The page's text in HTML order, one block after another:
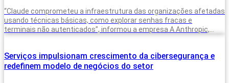
“Claude comprometeu a infraestrutura das organizações afetadas
usando técnicas básicas, como explorar senhas fracas e
terminais não autenticados”, informou a empresa A Anthropic,
Serviços impulsionam crescimento da cibersegurança e
redefinem modelo de negócios do setor